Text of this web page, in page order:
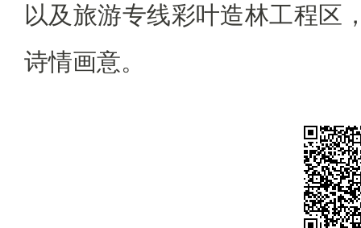
以及旅游专线彩叶造林工程区
诗情画意。